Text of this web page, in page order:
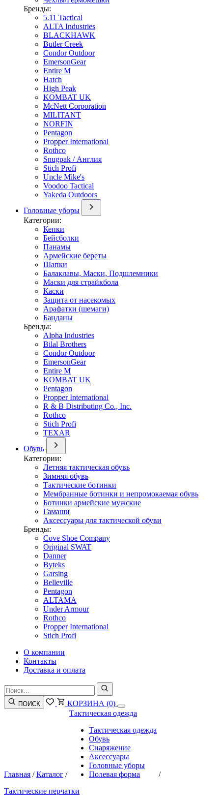
Бренды:
5.11 Tactical
ALTA Industries
BLACKHAWK
Butler Creek
Condor Outdoor
EmersonGear
Entire M
Hatch
High Peak
KOMBAT UK
McNett Corporation
MILITANT
NORFIN
Pentagon
Propper International
Rothco
Snugpak / Англия
Stich Profi
Uncle Mike's
Voodoo Tactical
Yakeda Outdoors
Головные уборы
Категории:
Кепки
Бейсболки
Панамы
Армейские береты
Шапки
Балаклавы, Маски, Подшлемники
Маски для страйкбола
Каски
Защита от насекомых
Арафатки (шемаги)
Банданы
Бренды:
Alpha Industries
Bilal Brothers
Condor Outdoor
EmersonGear
Entire M
KOMBAT UK
Pentagon
Propper International
R & B Distributing Co., Inc.
Rothco
Stich Profi
TEXAR
Обувь
Категории:
Летняя тактическая обувь
Зимняя обувь
Тактические ботинки
Мембранные ботинки и непромокаемая обувь
Ботинки армейские мужские
Гамаши
Аксессуары для тактической обуви
Бренды:
Cove Shoe Company
Original SWAT
Danner
Byteks
Garsing
Belleville
Pentagon
ALTAMA
Under Armour
Rothco
Propper International
Stich Profi
О компании
Контакты
Доставка и оплата
ПОИСК КОРЗИНА (0)
Главная /Каталог /
Тактическая одежда
Тактическая одежда
Обувь
Снаряжение
Аксессуары
Головные уборы
Полевая форма
/
Тактические перчатки